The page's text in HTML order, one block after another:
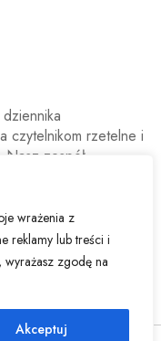
wrażenia z
reklamy lub treści i
wyrażasz zgodę na
Akceptuj
czytelnikom rzetelne i
Nasz zespół
ekonomicznych
rynkowe,
wpływ na polską i